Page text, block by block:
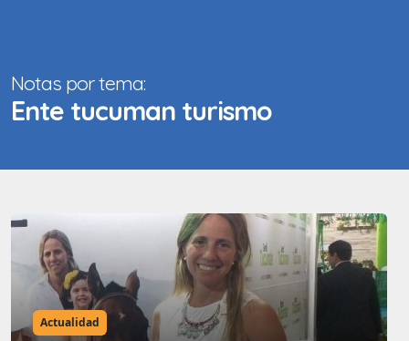
Notas por tema:
Ente tucuman turismo
Actualidad